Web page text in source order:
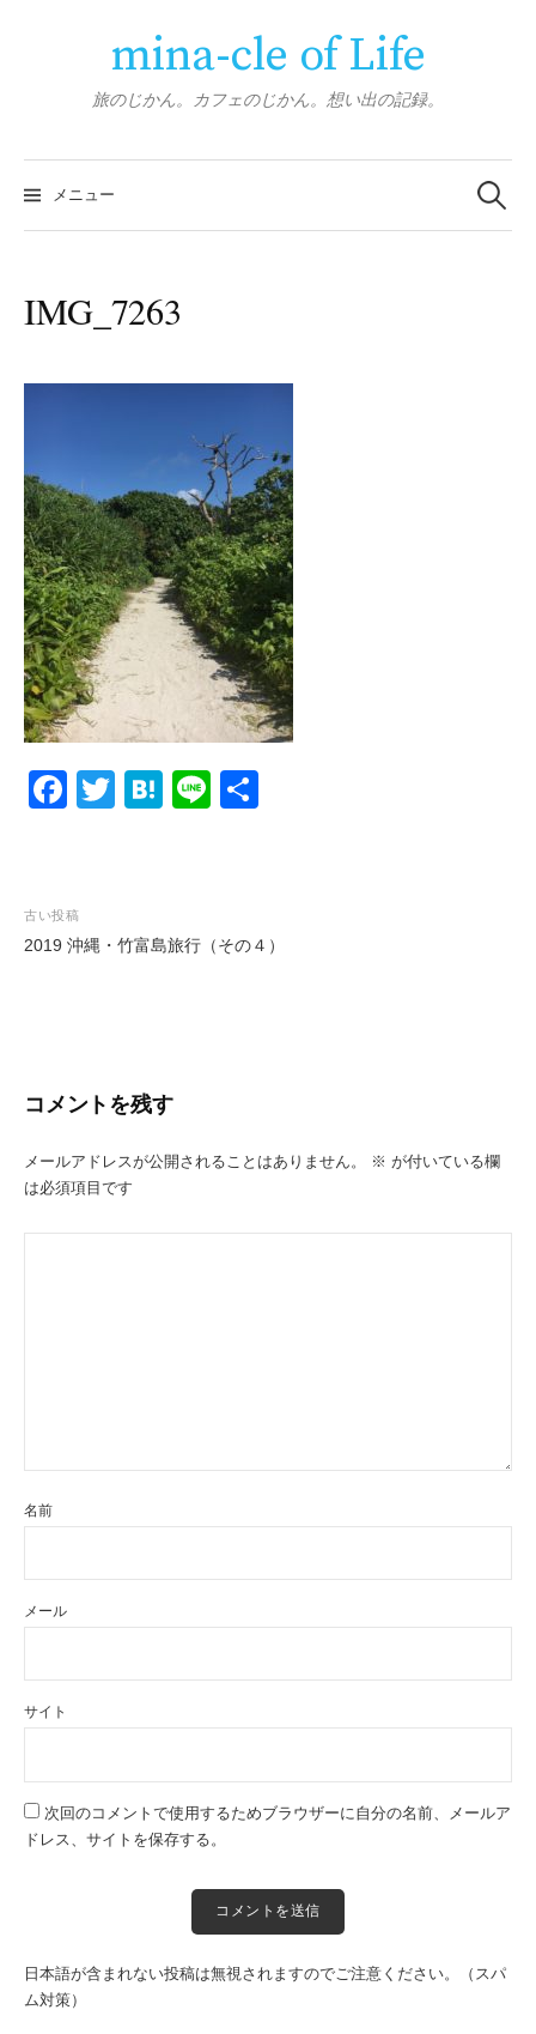
キ
ッ
mina-cle of Life
旅のじかん。カフェのじかん。想い出の記録。
メニュー
索:
IMG_7263
F
e
b
T
H
a
Li
投
稿
ー
ョ
ン
古い投稿
2019 沖縄・竹富島旅行（その４）
コメントを残す
メールアドレスが公開されることはありません。 ※ が付いている欄
は必須項目です
名前
メール
サイト
次回のコメントで使用するためブラウザーに自分の名前、メールア
ドレス、サイトを保存する。
日本語が含まれない投稿は無視されますのでご注意ください。（スパ
ム対策）